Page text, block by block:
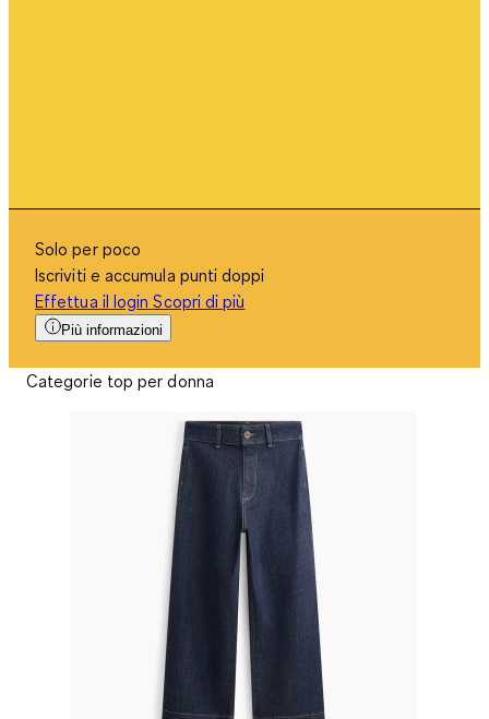
Solo per poco
Iscriviti e accumula punti doppi
Effettua il loginScopri di più
Più informazioni
Categorie top per donna